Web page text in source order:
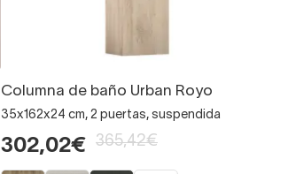
Columna de baño Urban Royo
35x162x24 cm, 2 puertas, suspendida
302,02€ 365,42€